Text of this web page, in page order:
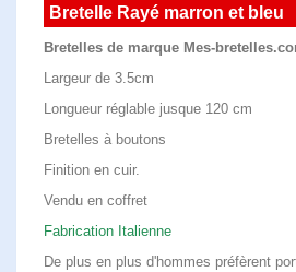
Bretelle Rayé marron et bleu
Bretelles de marque Mes-
Largeur de 3.5cm
Longueur réglable jusque 120 cm
Bretelles à boutons
Finition en cuir.
Vendu en coffret
Fabrication Italienne
De plus en plus d'hommes préfèrent